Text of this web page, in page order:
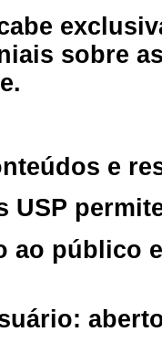
sobre
e
USP
ao público